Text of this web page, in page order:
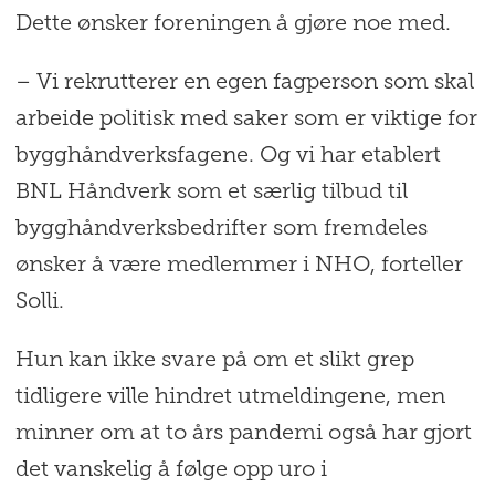
Dette ønsker foreningen å gjøre noe med.
– Vi rekrutterer en egen fagperson som skal
arbeide politisk med saker som er viktige for
bygghåndverksfagene. Og vi har etablert
BNL Håndverk som et særlig tilbud til
bygghåndverksbedrifter som fremdeles
ønsker å være medlemmer i NHO, forteller
Solli.
Hun kan ikke svare på om et slikt grep
tidligere ville hindret utmeldingene, men
minner om at to års pandemi også har gjort
det vanskelig å følge opp uro i